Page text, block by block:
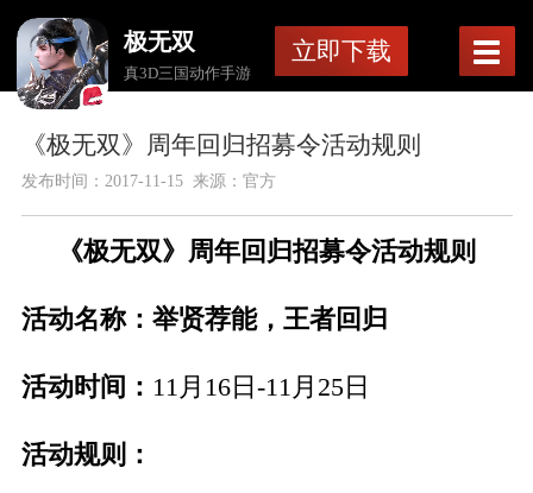
极无双
真3D三国动作手游
立即下载
《极无双》周年回归招募令活动规则
发布时间： 2017-11-15来源：官方
《极无双》周年回归招募令活动规则
活动名称：举贤荐能，王者回归
活动时间： 11月16日-11月25日
活动规则：